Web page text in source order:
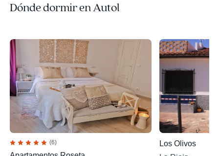
Dónde dormir en Autol
(6)
Los Olivos